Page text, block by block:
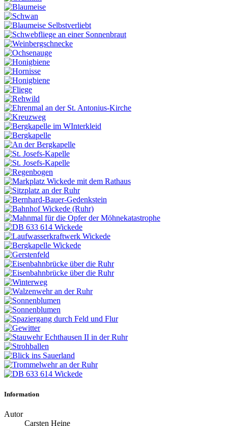
Information
Autor
Carsten Heine